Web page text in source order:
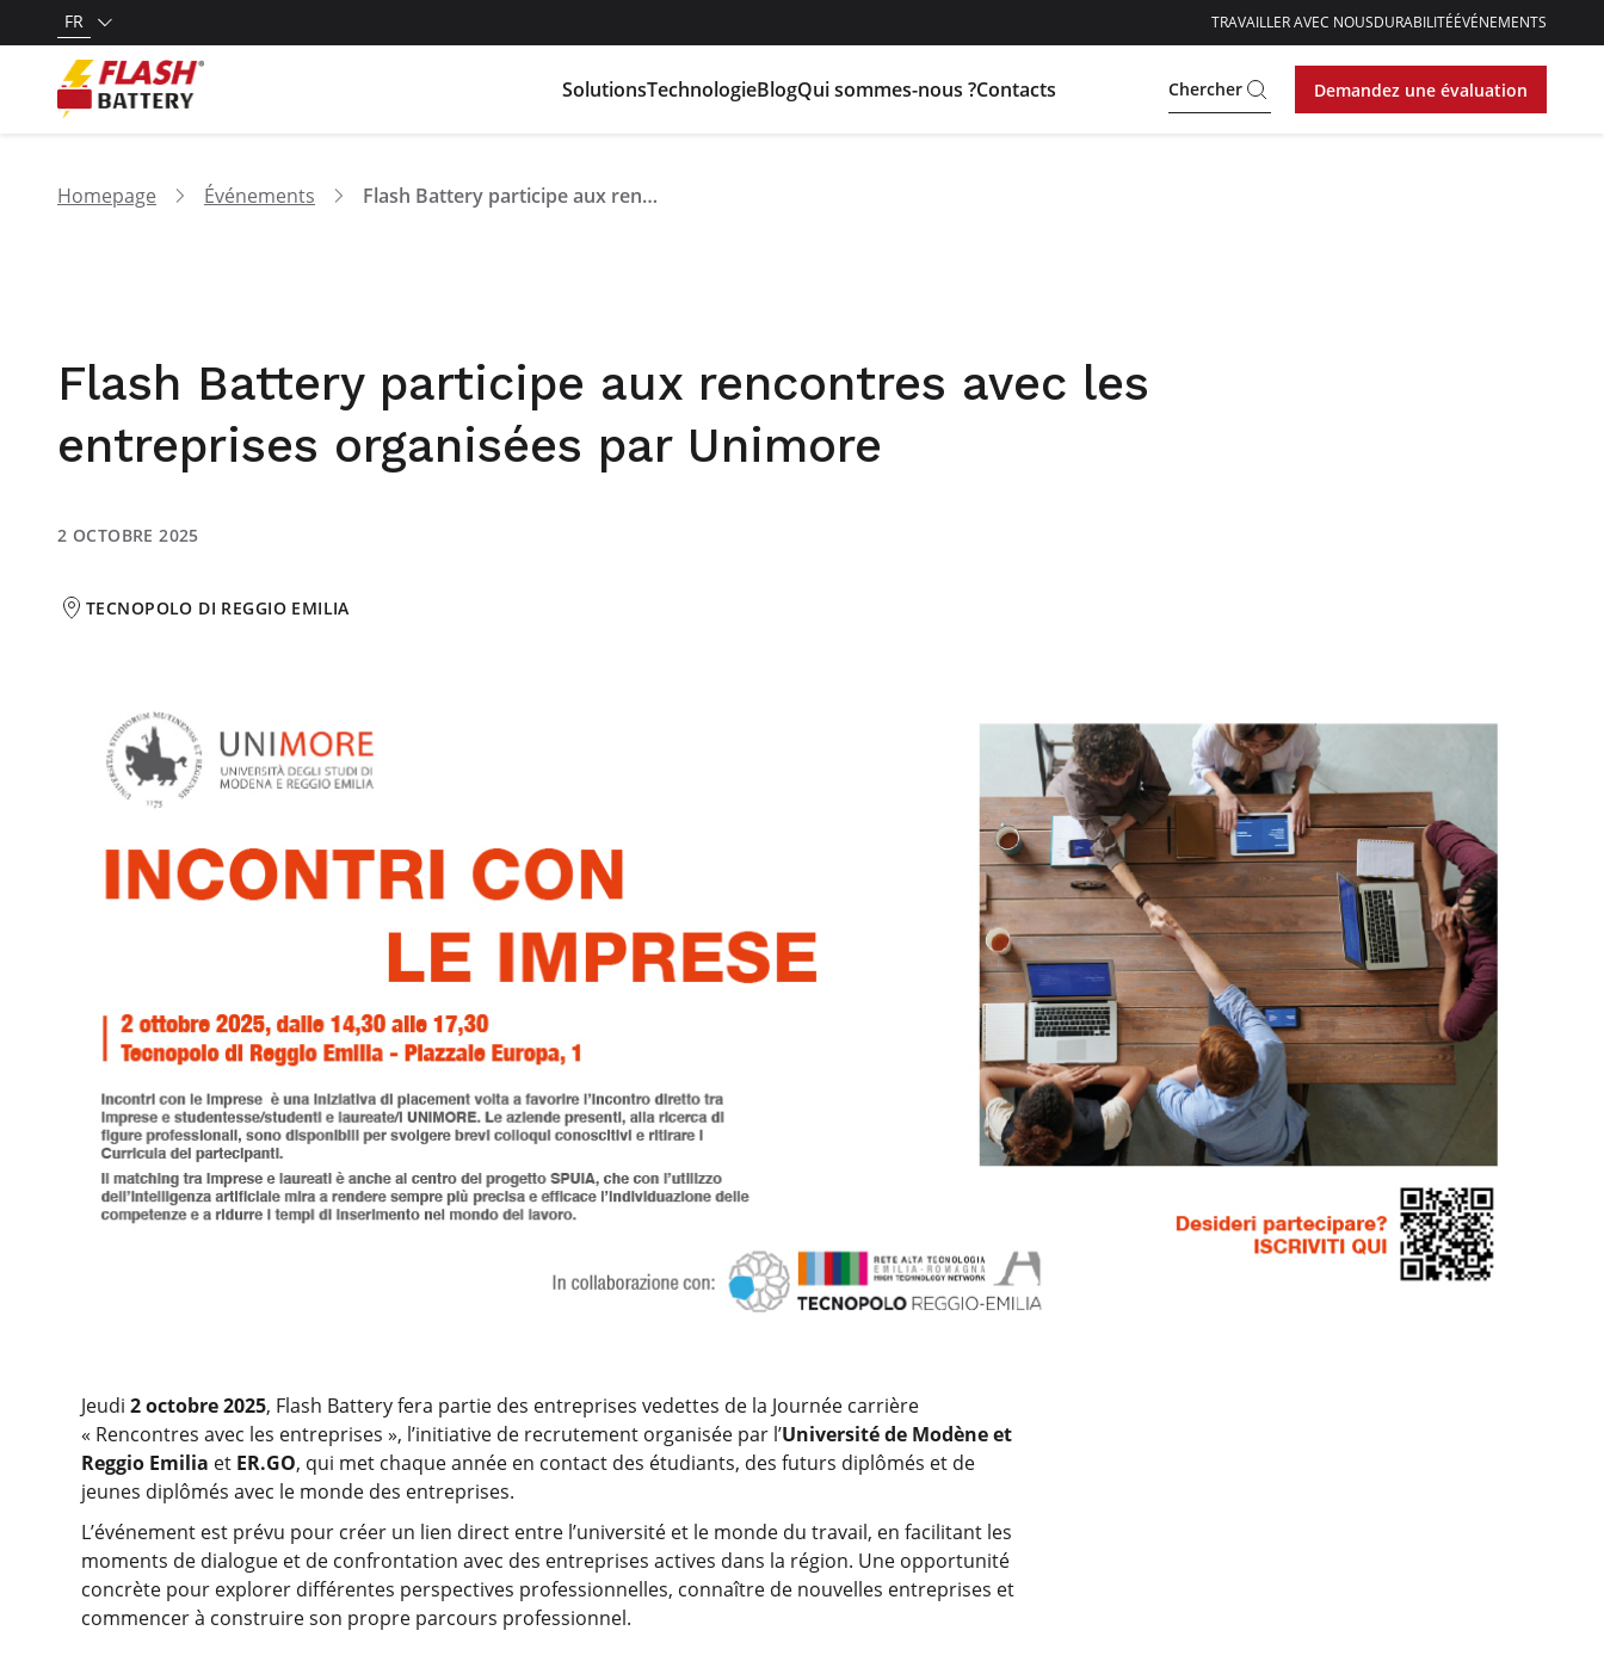
FR TRAVAILLER AVEC NOUSDURABILITÉÉVÉNEMENTS
SolutionsTechnologieBlogQui sommes-nous ?Contacts Chercher Demandez une évaluation
Homepage Événements Flash Battery participe aux rencontres avec les entreprises organisées par Unimore
Flash Battery participe aux rencontres avec les
entreprises organisées par Unimore
2 OCTOBRE 2025
TECNOPOLO DI REGGIO EMILIA
Jeudi 2 octobre 2025, Flash Battery fera partie des entreprises vedettes de la Journée carrière
« Rencontres avec les entreprises », l’initiative de recrutement organisée par l’Université de Modène et
Reggio Emilia et ER.GO, qui met chaque année en contact des étudiants, des futurs diplômés et de
jeunes diplômés avec le monde des entreprises.
L’événement est prévu pour créer un lien direct entre l’université et le monde du travail, en facilitant les
moments de dialogue et de confrontation avec des entreprises actives dans la région. Une opportunité
concrète pour explorer différentes perspectives professionnelles, connaître de nouvelles entreprises et
commencer à construire son propre parcours professionnel.